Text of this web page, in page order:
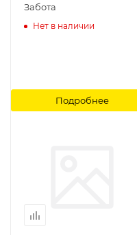
Забота
Нет в наличии
Подробнее